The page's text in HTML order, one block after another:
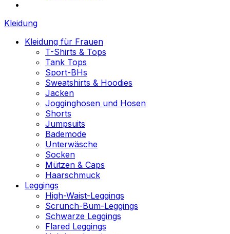
Kleidung
Kleidung für Frauen
T-Shirts & Tops
Tank Tops
Sport-BHs
Sweatshirts & Hoodies
Jacken
Jogginghosen und Hosen
Shorts
Jumpsuits
Bademode
Unterwäsche
Socken
Mützen & Caps
Haarschmuck
Leggings
High-Waist-Leggings
Scrunch-Bum-Leggings
Schwarze Leggings
Flared Leggings